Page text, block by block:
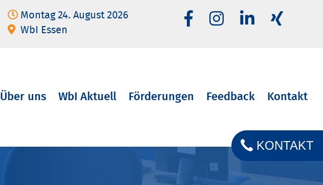
Montag 24. August 2026
WbI Essen
Über uns WbI Aktuell Förderungen Feedback Kontakt
KONTAKT